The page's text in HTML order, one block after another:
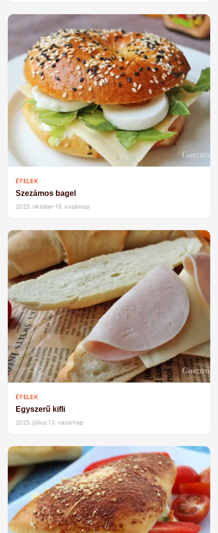
ÉTELEK
Szezámos bagel
2025. október 19. vasárnap
ÉTELEK
Egyszerű kifli
2025. július 13. vasárnap